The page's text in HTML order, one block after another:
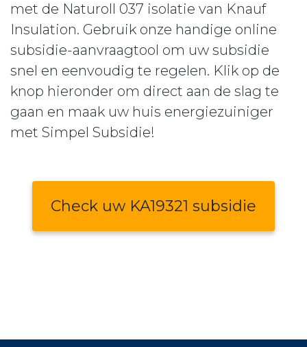
met de Naturoll 037 isolatie van Knauf
Insulation. Gebruik onze handige online
subsidie-aanvraagtool om uw subsidie
snel en eenvoudig te regelen. Klik op de
knop hieronder om direct aan de slag te
gaan en maak uw huis energiezuiniger
met Simpel Subsidie!
Check uw KA19321 subsidie